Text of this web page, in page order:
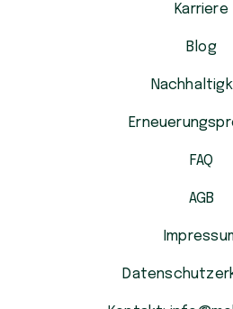
Karriere
Blog
FAQ
AGB